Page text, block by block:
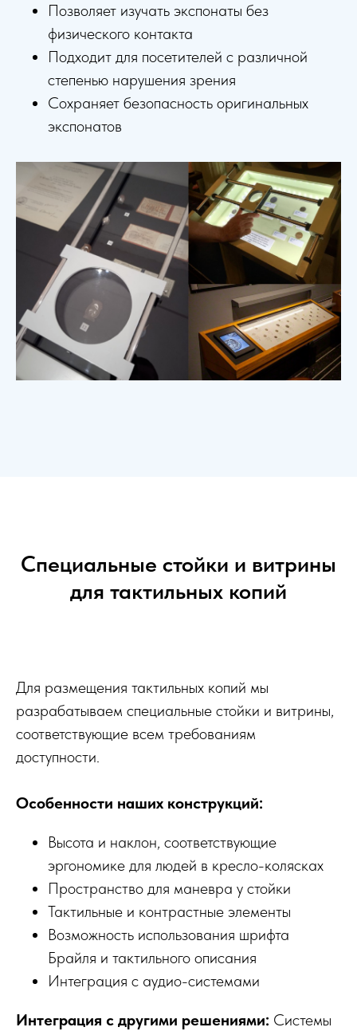
Позволяет изучать экспонаты без
физического контакта
Подходит для посетителей с различной
степенью нарушения зрения
Сохраняет безопасность оригинальных
экспонатов
Специальные стойки и витрины
для тактильных копий
Для размещения тактильных копий мы
разрабатываем специальные стойки и витрины,
соответствующие всем требованиям
доступности.
Особенности наших конструкций:
Высота и наклон, соответствующие
эргономике для людей в кресло-колясках
Пространство для маневра у стойки
Тактильные и контрастные элементы
Возможность использования шрифта
Брайля и тактильного описания
Интеграция с аудио-системами
Интеграция с другими решениями: Системы